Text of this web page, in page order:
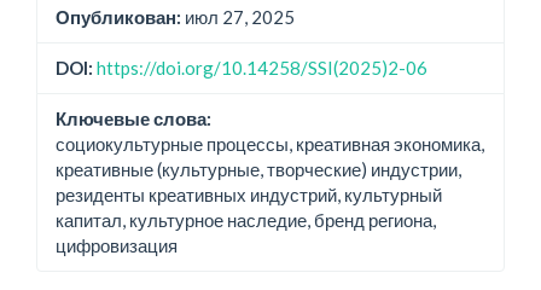
Опубликован: июл 27, 2025
DOI: https://doi.org/10.14258/SSI(2025)2-06
Ключевые слова:
социокультурные процессы, креативная экономика,
креативные (культурные, творческие) индустрии,
резиденты креативных индустрий, культурный
капитал, культурное наследие, бренд региона,
цифровизация